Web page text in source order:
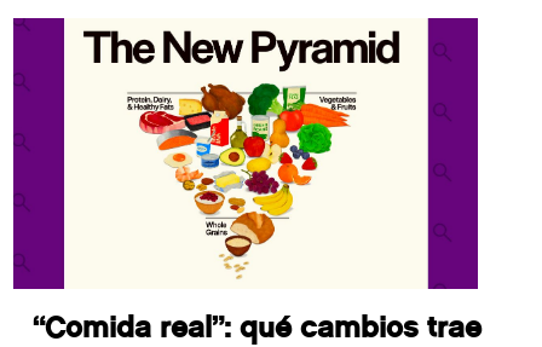
“Comida real”: qué cambios trae